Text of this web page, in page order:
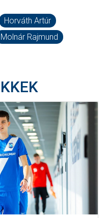
Horváth Artúr
Molnár Rajmund